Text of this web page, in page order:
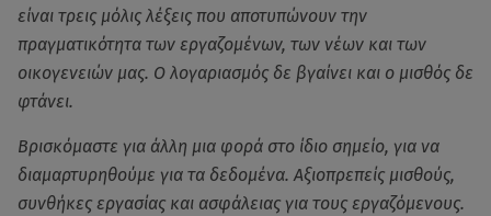
είναι τρεις μόλις λέξεις που αποτυπώνουν την
πραγματικότητα των εργαζομένων, των νέων και των
οικογενειών μας. Ο λογαριασμός δε βγαίνει και ο μισθός δε
φτάνει.
Βρισκόμαστε για άλλη μια φορά στο ίδιο σημείο, για να
διαμαρτυρηθούμε για τα δεδομένα. Αξιοπρεπείς μισθούς,
συνθήκες εργασίας και ασφάλειας για τους εργαζόμενους.